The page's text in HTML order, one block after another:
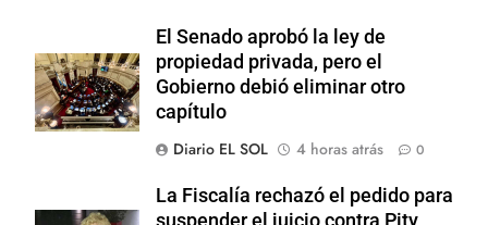
El Senado aprobó la ley de
propiedad privada, pero el
Gobierno debió eliminar otro
capítulo
Diario EL SOL
4 horas atrás 0
La Fiscalía rechazó el pedido para
suspender el juicio contra Pity